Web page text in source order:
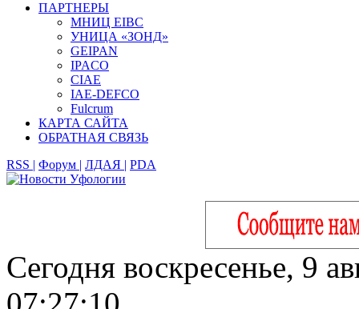
ПАРТНЕРЫ
МНИЦ EIBC
УНИЦА «ЗОНД»
GEIPAN
IPACO
CIAE
IAE-DEFCO
Fulcrum
КАРТА САЙТА
ОБРАТНАЯ СВЯЗЬ
RSS | Форум | ЛДАЯ | PDA
Сегодня воскресенье, 9